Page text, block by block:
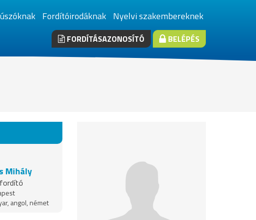
Fordítóirodáknak Nyelvi szakembereknek
FORDÍTÁSAZONOSÍTÓ BELÉPÉS
Mihály
angol, német